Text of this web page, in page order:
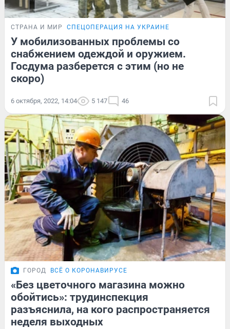
СТРАНА И МИР СПЕЦОПЕРАЦИЯ НА УКРАИНЕ
У мобилизованных проблемы со
снабжением одеждой и оружием.
Госдума разберется с этим (но не
скоро)
6 октября, 2022, 14:04 5 147 46
ГОРОД ВСЁ О КОРОНАВИРУСЕ
«Без цветочного магазина можно
обойтись»: трудинспекция
разъяснила, на кого распространяется
неделя выходных